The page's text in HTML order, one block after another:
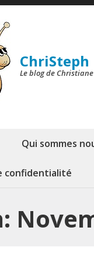
ChriSteph
Le blog de
Qui sommes
confidentialité